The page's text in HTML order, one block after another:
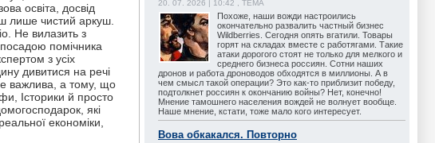
освіта, досвід
лише чистий аркуш.
Не вилазить з
помічника
з усіх
дивитися на речі
важлива, а тому, що
Історики й просто
які
економіки,
20. 07. 2026 | 10:42 , ТЕМА
Похоже, наши вожди настроились
окончательно развалить частный бизнес
Wildberries. Сегодня опять вгатили. Товары
горят на складах вместе с работягами. Такие
атаки дорогого стоят не только для мелкого и
среднего бизнеса россиян. Сотни наших
дронов и работа дроноводов обходятся в миллионы. А в
чем смысл такой операции? Это как-то приблизит победу,
подтолкнет россиян к окончанию войны? Нет, конечно!
Мнение тамошнего населения вождей не волнует вообще.
Наше мнение, кстати, тоже мало кого интересует.
Вова обкакался. Повторно